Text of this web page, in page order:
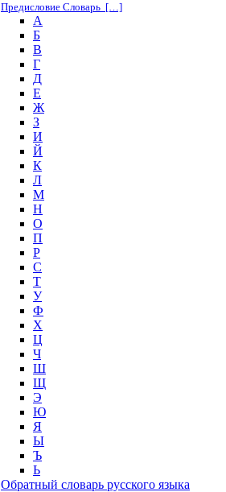
Предисловие Словарь […]
А
Б
В
Г
Д
Е
Ж
З
И
Й
К
Л
М
Н
О
П
Р
С
Т
У
Ф
Х
Ц
Ч
Ш
Щ
Э
Ю
Я
Ы
Ъ
Ь
Обратный словарь русского языка